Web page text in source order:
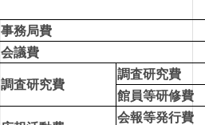
事務局費
会議費
調査研究費
調査研究費
館員等研修費
会報等発行費